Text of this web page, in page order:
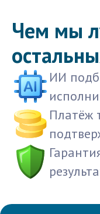
Чем мы
ИИ
Платёж